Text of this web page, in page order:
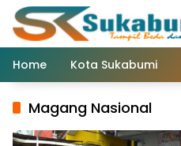
Langsung
konten
Home
Kota Sukabumi
Magang Nasional